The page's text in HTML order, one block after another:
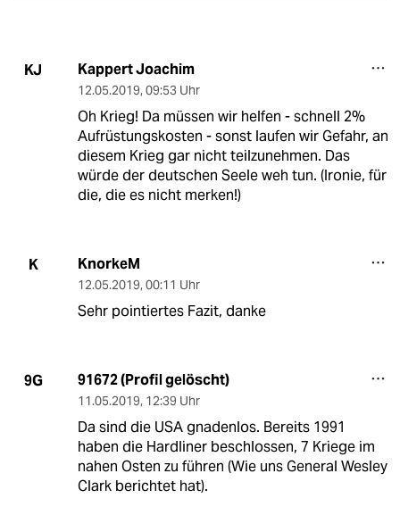
KJ Kappert Joachim
12.05.2019, 09:53 Uhr
Oh Krieg! Da müssen wir helfen - schnell 2%
Aufrüstungskosten - sonst laufen wir Gefahr, an
diesem Krieg gar nicht teilzunehmen. Das
würde der deutschen Seele weh tun. (Ironie, für
die, die es nicht merken!)
K KnorkeM
12.05.2019, 00:11 Uhr
Sehr pointiertes Fazit, danke
9G 91672 (Profil gelöscht)
11.05.2019, 12:39 Uhr
Da sind die USA gnadenlos. Bereits 1991
haben die Hardliner beschlossen, 7 Kriege im
nahen Osten zu führen (Wie uns General Wesley
Clark berichtet hat).